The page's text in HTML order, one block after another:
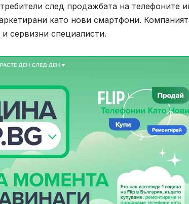
след продажбата на телефоните
като нови смартфони.
сервизни специалисти.